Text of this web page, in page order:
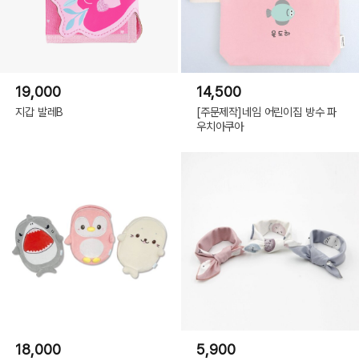
19,000
지갑 발레B
14,500
[주문제작]네임 어린이집 방수 파
우치아쿠아
18,000 5,900